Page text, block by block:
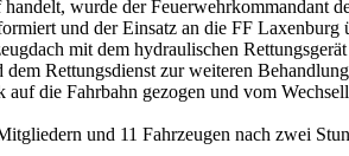
wurde der Feuerwehrkommandant
und der Einsatz an die FF Laxenburg
mit dem hydraulischen
Rettungsdienst zur weiteren
die Fahrbahn gezogen und vom
und 11 Fahrzeugen nach zwei